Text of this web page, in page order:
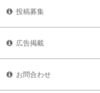
投稿募集
広告掲載
お問合わせ